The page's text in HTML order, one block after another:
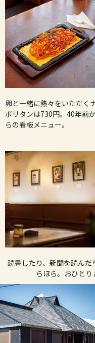
卵と一緒に熱々をいただく
ポリタンは730円。40年前か
らの看板メニュー。
読書したり、新聞を読ん
らほら。おひとり